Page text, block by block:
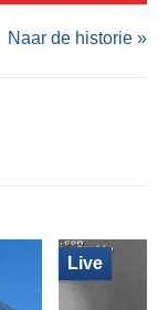
Naar de historie »
Live